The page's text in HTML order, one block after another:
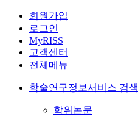
회원가입
로그인
MyRISS
고객센터
전체메뉴
학술연구정보서비스 검색
학위논문